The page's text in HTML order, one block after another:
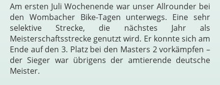
Am ersten Juli Wochenende war unser Allrounder bei
den Wombacher Bike-Tagen unterwegs. Eine sehr
selektive Strecke, die nächstes Jahr als
Meisterschaftsstrecke genutzt wird. Er konnte sich am
Ende auf den 3. Platz bei den Masters 2 vorkämpfen –
der Sieger war übrigens der amtierende deutsche
Meister.